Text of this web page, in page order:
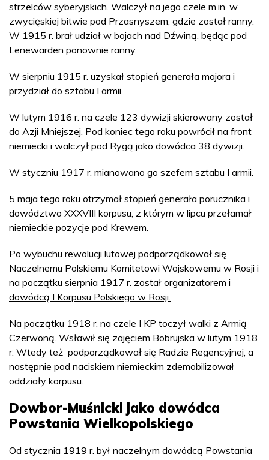
strzelców syberyjskich. Walczył na jego czele m.in. w
zwycięskiej bitwie pod Przasnyszem, gdzie został ranny.
W 1915 r. brał udział w bojach nad Dźwiną, będąc pod
Lenewarden ponownie ranny.
W sierpniu 1915 r. uzyskał stopień generała majora i
przydział do sztabu I armii.
W lutym 1916 r. na czele 123 dywizji skierowany został
do Azji Mniejszej. Pod koniec tego roku powrócił na front
niemiecki i walczył pod Rygą jako dowódca 38 dywizji.
W styczniu 1917 r. mianowano go szefem sztabu I armii.
5 maja tego roku otrzymał stopień generała porucznika i
dowództwo XXXVIII korpusu, z którym w lipcu przełamał
niemieckie pozycje pod Krewem.
Po wybuchu rewolucji lutowej podporządkował się
Naczelnemu Polskiemu Komitetowi Wojskowemu w Rosji i
na początku sierpnia 1917 r. został organizatorem i
dowódcą I Korpusu Polskiego w Rosji.
Na początku 1918 r. na czele I KP toczył walki z Armią
Czerwoną. Wsławił się zajęciem Bobrujska w lutym 1918
r. Wtedy też podporządkował się Radzie Regencyjnej, a
następnie pod naciskiem niemieckim zdemobilizował
oddziały korpusu.
Dowbor-Muśnicki jako dowódca
Powstania Wielkopolskiego
Od stycznia 1919 r. był naczelnym dowódcą Powstania